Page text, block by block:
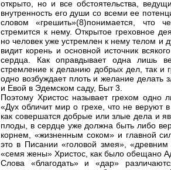
открыто, но и все обстоятельства,
внутренность его души со всеми ее
словом «грешить»(8)понимается, что
стремится к нему. Открытое греховное
но человек уже устремлен к нему телом и
видит корень и основной источник
сердца. Как оправдывает одна лишь
стремление к деланию добрых дел, так и
одно возбуждает плоть и желание
и Евой в Эдемском саду, Быт 3.
Поэтому Христос называет грехом
«Дух обличит мир о грехе, что не веруют
как совершатся добрые или злые дела и
плоды, в сердце уже должна быть либо
корнем, «жизненным соком» и главной
это в Писании «головой змея»,
«семя жены» Христос, как было обещано
Слова «благодать» и «дар»